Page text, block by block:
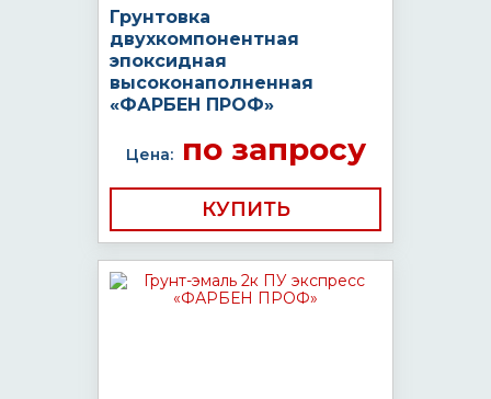
Грунтовка
двухкомпонентная
эпоксидная
высоконаполненная
«ФАРБЕН ПРОФ»
Цена:по запросу
КУПИТЬ